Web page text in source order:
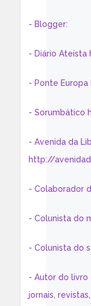
- Blogger:
- Diário
- Ponte
- Sorumbático
- Avenida da
http://
- Colaborador
- Colunista do
- Colunista do
- Autor do livro
jornais,